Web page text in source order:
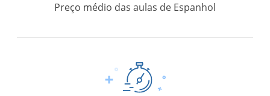
Preço médio das aulas de Espanhol